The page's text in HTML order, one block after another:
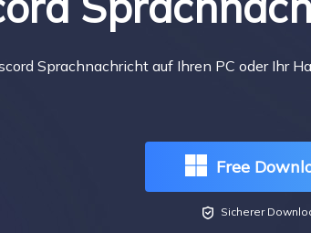
Sprachnachricht auf Ihren PC oder Ihr
Free
 Sicherer